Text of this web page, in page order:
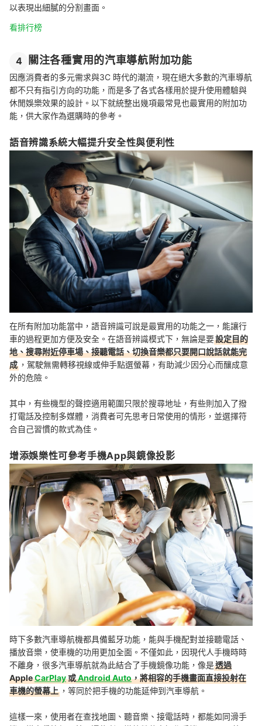
以表現出細膩的分割畫面。
看排行榜
4 關注各種實用的汽車導航附加功能
因應消費者的多元需求與3C 時代的潮流，現在絕大多數的汽車導航
都不只有指引方向的功能，而是多了各式各樣用於提升使用體驗與
休閒娛樂效果的設計。以下就統整出幾項最常見也最實用的附加功
能，供大家作為選購時的參考。
語音辨識系統大幅提升安全性與便利性
在所有附加功能當中，語音辨識可說是最實用的功能之一，能讓行
車的過程更加方便及安全。在語音辨識模式下，無論是要設定目的
地、搜尋附近停車場、接聽電話、切換音樂都只要開口說話就能完
成 ，駕駛無需轉移視線或伸手點選螢幕，有助減少因分心而釀成意
外的危險。
其中，有些機型的聲控適用範圍只限於搜尋地址，有些則加入了撥
打電話及控制多媒體，消費者可先思考日常使用的情形，並選擇符
合自己習慣的款式為佳。
增添娛樂性可參考手機App與鏡像投影
時下多數汽車導航機都具備藍牙功能，能與手機配對並接聽電話、
播放音樂，使車機的功用更加全面。不僅如此，因現代人手機時時
不離身，很多汽車導航就為此結合了手機鏡像功能，像是透過
AppleCarPlay或Android Auto，將相容的手機畫面直接投射在
車機的螢幕上 ，等同於把手機的功能延伸到汽車導航。
這樣一來，使用者在查找地圖、聽音樂、接電話時，都能如同滑手